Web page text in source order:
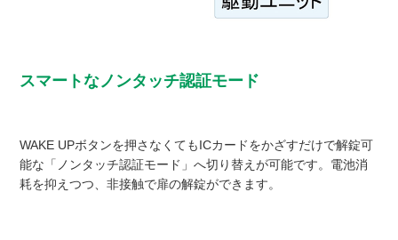
スマートなノンタッチ認証モード
WAKE UPボタンを押さなくてもICカードをかざすだけで解錠可
能な「ノンタッチ認証モード」へ切り替えが可能です。電池消
耗を抑えつつ、非接触で扉の解錠ができます。